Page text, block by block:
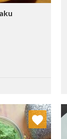
ulubionych
Wybierz listę: